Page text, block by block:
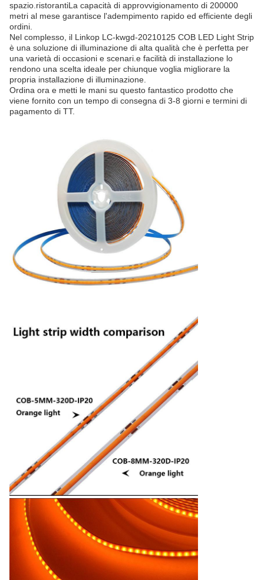
spazio.ristorantiLa capacità di approvvigionamento di 200000
metri al mese garantisce l'adempimento rapido ed efficiente degli
ordini.
Nel complesso, il Linkop LC-kwgd-20210125 COB LED Light Strip
è una soluzione di illuminazione di alta qualità che è perfetta per
una varietà di occasioni e scenari.e facilità di installazione lo
rendono una scelta ideale per chiunque voglia migliorare la
propria installazione di illuminazione.
Ordina ora e metti le mani su questo fantastico prodotto che
viene fornito con un tempo di consegna di 3-8 giorni e termini di
pagamento di TT.